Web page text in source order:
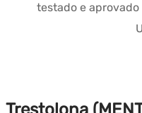
testado e